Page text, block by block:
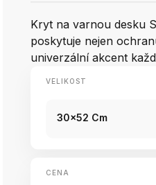
Kryt na varnou desku
poskytuje nejen
univerzální akcent
VELIKOST
30x52 Cm
CENA